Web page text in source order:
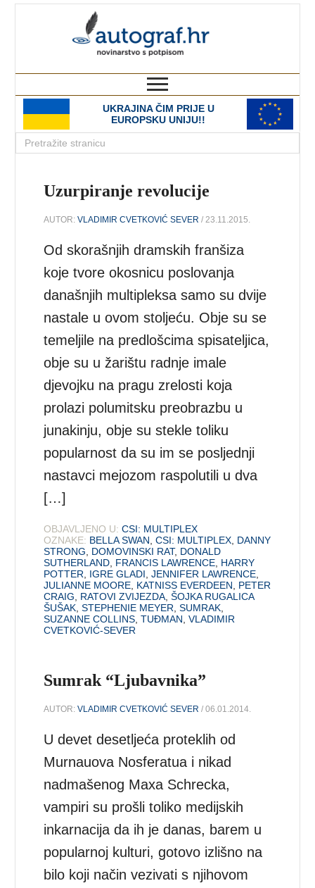
UKRAJINA ČIM PRIJE U
EUROPSKU UNIJU!!
Uzurpiranje revolucije
AUTOR:VLADIMIR CVETKOVIĆ SEVER / 23.11.2015.
Od skorašnjih dramskih franšiza
koje tvore okosnicu poslovanja
današnjih multipleksa samo su dvije
nastale u ovom stoljeću. Obje su se
temeljile na predlošcima spisateljica,
obje su u žarištu radnje imale
djevojku na pragu zrelosti koja
prolazi polumitsku preobrazbu u
junakinju, obje su stekle toliku
popularnost da su im se posljednji
nastavci mejozom raspolutili u dva
[…]
OBJAVLJENO U: CSI: MULTIPLEX
OZNAKE: BELLA SWAN ,CSI: MULTIPLEX DANNY
STRONG
DOMOVINSKI RAT, DONALD
SUTHERLAND FRANCIS LAWRENCE HARRY
POTTER
IGRE GLADI ,JENNIFER LAWRENCE
JULIANNE MOORE KATNISS EVERDEEN
PETER
CRAIG
RATOVI ZVIJEZDA ,ŠOJKA RUGALICA
ŠUŠAK ,STEPHENIE MEYER ,SUMRAK
SUZANNE COLLINS ,TUĐMAN ,VLADIMIR
CVETKOVIĆ-SEVER
Sumrak “Ljubavnika”
AUTOR:VLADIMIR CVETKOVIĆ SEVER / 06.01.2014.
U devet desetljeća proteklih od
Murnauova Nosferatua i nikad
nadmašenog Maxa Schrecka,
vampiri su prošli toliko medijskih
inkarnacija da ih je danas, barem u
popularnoj kulturi, gotovo izlišno na
bilo koji način vezivati s njihovom